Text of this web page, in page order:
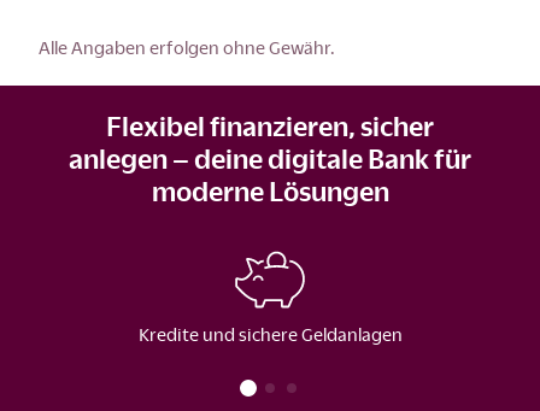
Alle Angaben erfolgen ohne Gewähr.
Flexibel finanzieren, sicher
anlegen – deine digitale Bank für
moderne Lösungen
Kredite und sichere Geldanlagen